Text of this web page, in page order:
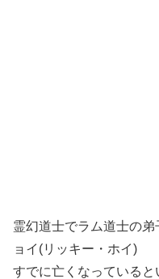
霊幻道士でラム道士の
ョイ(リッキー・ホイ)
すでに亡くなっている